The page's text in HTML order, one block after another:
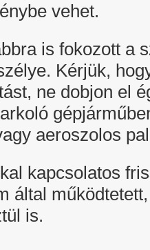
vehet.
is fokozott a
Kérjük,
ne dobjon el
aeroszolos
kapcsolatos
által
is.